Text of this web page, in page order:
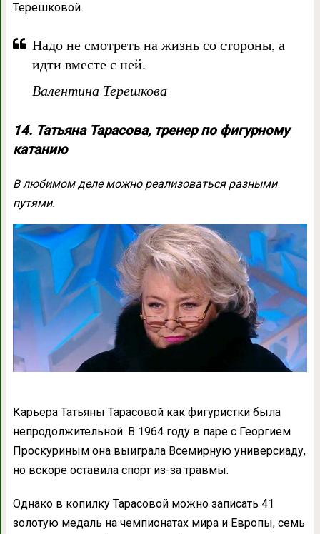
Терешковой.
Надо не смотреть на жизнь со стороны, а
идти вместе с ней.
Валентина Терешкова
14. Татьяна Тарасова, тренер по фигурному
катанию
В любимом деле можно реализоваться разными
путями.
Карьера Татьяны Тарасовой как фигуристки была
непродолжительной. В 1964 году в паре с Георгием
Проскуриным она выиграла Всемирную универсиаду,
но вскоре оставила спорт из-за травмы.
Однако в копилку Тарасовой можно записать 41
золотую медаль на чемпионатах мира и Европы, семь